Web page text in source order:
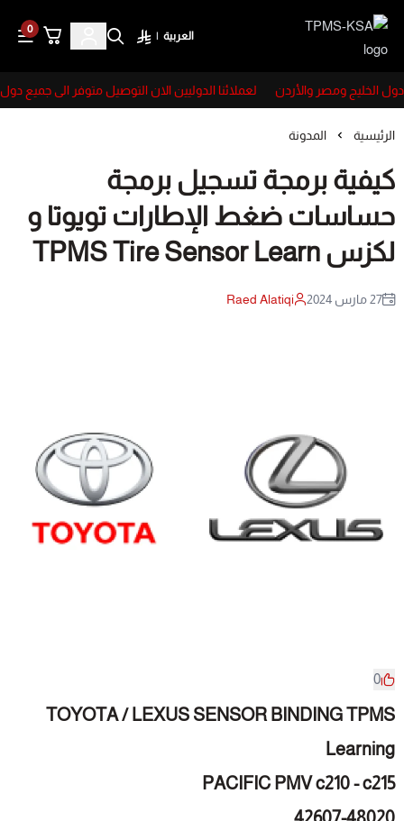
TPMS-KSA
العربية |
0
الخليج ومصر والأردن لعملائنا الدوليين الان التوصيل متوفر الى جميع دول
الرئيسية المدونة
كيفية برمجة تسجيل برمجة
حساسات ضغط الإطارات تويوتا و
لكزس TPMS Tire Sensor Learn
27 مارس 2024 Raed Alatiqi
0
TOYOTA / LEXUS SENSOR BINDING TPMS
Learning
PACIFIC PMV c210 - c215